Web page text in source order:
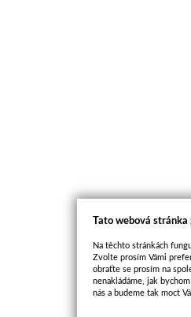
Tato webová
Na těchto stránkách
Zvolte prosím Vámi
obraťte se prosím na
nenakládáme, jak
nás a budeme tak moct